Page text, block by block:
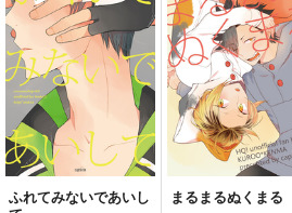
ふれてみないであいし
まるまるぬくまる